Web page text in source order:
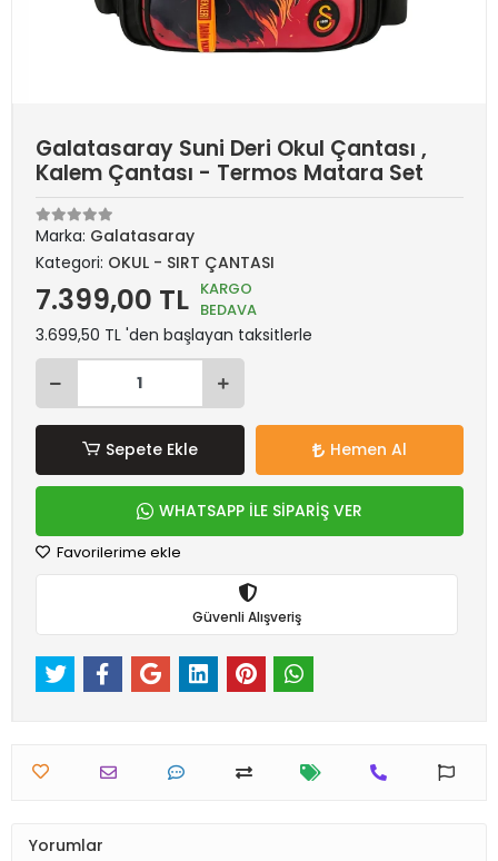
Galatasaray Suni Deri Okul Çantası ,
Kalem Çantası - Termos Matara Set
Marka: Galatasaray
Kategori: OKUL - SIRT ÇANTASI
7.399,00 TL KARGO
BEDAVA
3.699,50 TL 'den başlayan taksitlerle
Sepete Ekle Hemen Al
WHATSAPP İLE SİPARİŞ VER
Favorilerime ekle
Güvenli Alışveriş
Yorumlar